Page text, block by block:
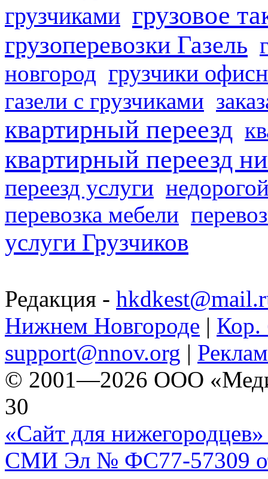
грузчиками грузовое
грузоперевозки Газель
новгород грузчики
газели с грузчиками
квартирный переезд
квартирный переезд
переезд услуги
перевозка мебели
услуги Грузчиков
Редакция -
Нижнем Новгороде | Кор.
support@nnov.org |
© 2001—2026 ООО
30
«Сайт для нижегородцев»
СМИ Эл № ФС77-57309